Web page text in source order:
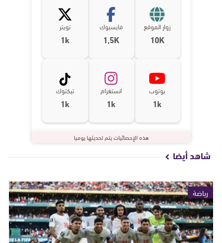
زوار الموقع
10K
فايسبوك
1,5K
تويتر
1k
يوتوب
1k
انستغرام
1k
تيكتوك
1k
هذه الإحصائيات يتم تحديثها يوميا
شاهد أيضا
رياضة